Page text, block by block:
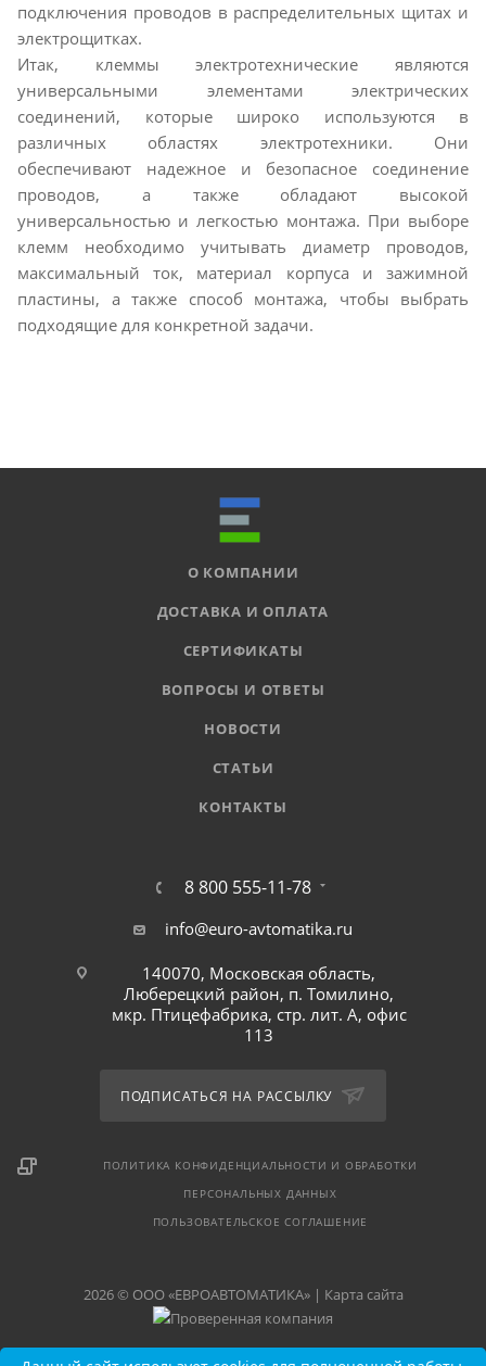
подключения проводов в распределительных щитах и
электрощитках.
Итак, клеммы электротехнические являются
универсальными элементами электрических
соединений, которые широко используются в
различных областях электротехники. Они
обеспечивают надежное и безопасное соединение
проводов, а также обладают высокой
универсальностью и легкостью монтажа. При выборе
клемм необходимо учитывать диаметр проводов,
максимальный ток, материал корпуса и зажимной
пластины, а также способ монтажа, чтобы выбрать
подходящие для конкретной задачи.
О КОМПАНИИ
ДОСТАВКА И ОПЛАТА
СЕРТИФИКАТЫ
ВОПРОСЫ И ОТВЕТЫ
НОВОСТИ
СТАТЬИ
КОНТАКТЫ
8 800 555-11-78
info@euro-avtomatika.ru
140070, Московская область,
Люберецкий район, п. Томилино,
мкр. Птицефабрика, стр. лит. А, офис
113
ПОДПИСАТЬСЯ НА РАССЫЛКУ
ПОЛИТИКА КОНФИДЕНЦИАЛЬНОСТИ И ОБРАБОТКИ
ПЕРСОНАЛЬНЫХ ДАННЫХ
ПОЛЬЗОВАТЕЛЬСКОЕ СОГЛАШЕНИЕ
2026 © ООО «ЕВРОАВТОМАТИКА» | Карта сайта